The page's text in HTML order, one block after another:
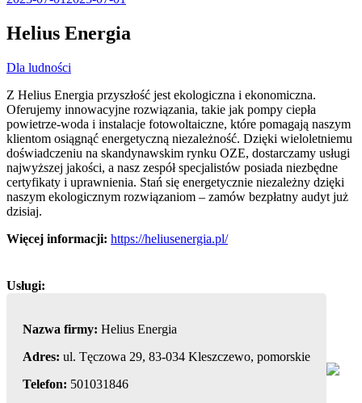
Helius Energia
Dla ludności
Z Helius Energia przyszłość jest ekologiczna i ekonomiczna.
Oferujemy innowacyjne rozwiązania, takie jak pompy ciepła
powietrze-woda i instalacje fotowoltaiczne, które pomagają naszym
klientom osiągnąć energetyczną niezależność. Dzięki wieloletniemu
doświadczeniu na skandynawskim rynku OZE, dostarczamy usługi
najwyższej jakości, a nasz zespół specjalistów posiada niezbędne
certyfikaty i uprawnienia. Stań się energetycznie niezależny dzięki
naszym ekologicznym rozwiązaniom – zamów bezpłatny audyt już
dzisiaj.
Więcej informacji: https://heliusenergia.pl/
Nazwa firmy: Helius Energia
Adres: ul. Tęczowa 29, 83-034 Kleszczewo, pomorskie
Telefon: 501031846